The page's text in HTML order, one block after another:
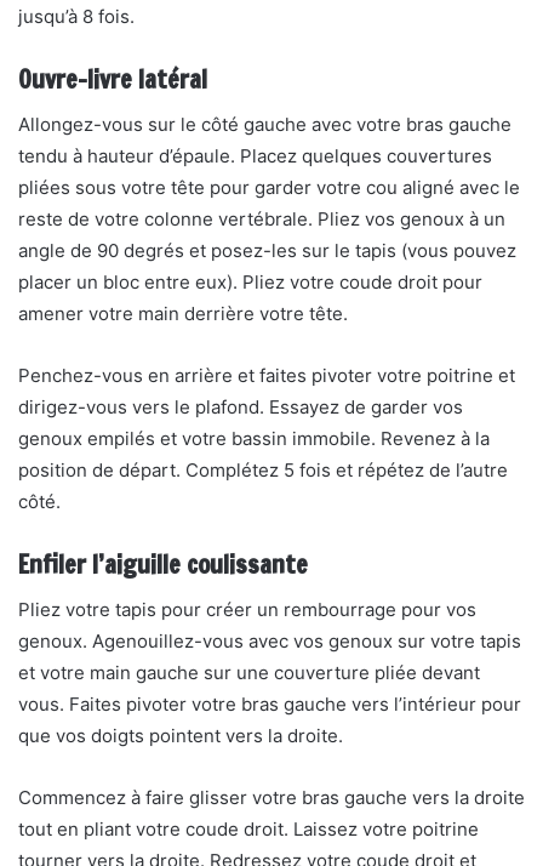
jusqu’à 8 fois.
Ouvre-livre latéral
Allongez-vous sur le côté gauche avec votre bras gauche
tendu à hauteur d’épaule. Placez quelques couvertures
pliées sous votre tête pour garder votre cou aligné avec le
reste de votre colonne vertébrale. Pliez vos genoux à un
angle de 90 degrés et posez-les sur le tapis (vous pouvez
placer un bloc entre eux). Pliez votre coude droit pour
amener votre main derrière votre tête.
Penchez-vous en arrière et faites pivoter votre poitrine et
dirigez-vous vers le plafond. Essayez de garder vos
genoux empilés et votre bassin immobile. Revenez à la
position de départ. Complétez 5 fois et répétez de l’autre
côté.
Enfiler l’aiguille coulissante
Pliez votre tapis pour créer un rembourrage pour vos
genoux. Agenouillez-vous avec vos genoux sur votre tapis
et votre main gauche sur une couverture pliée devant
vous. Faites pivoter votre bras gauche vers l’intérieur pour
que vos doigts pointent vers la droite.
Commencez à faire glisser votre bras gauche vers la droite
tout en pliant votre coude droit. Laissez votre poitrine
tourner vers la droite. Redressez votre coude droit et